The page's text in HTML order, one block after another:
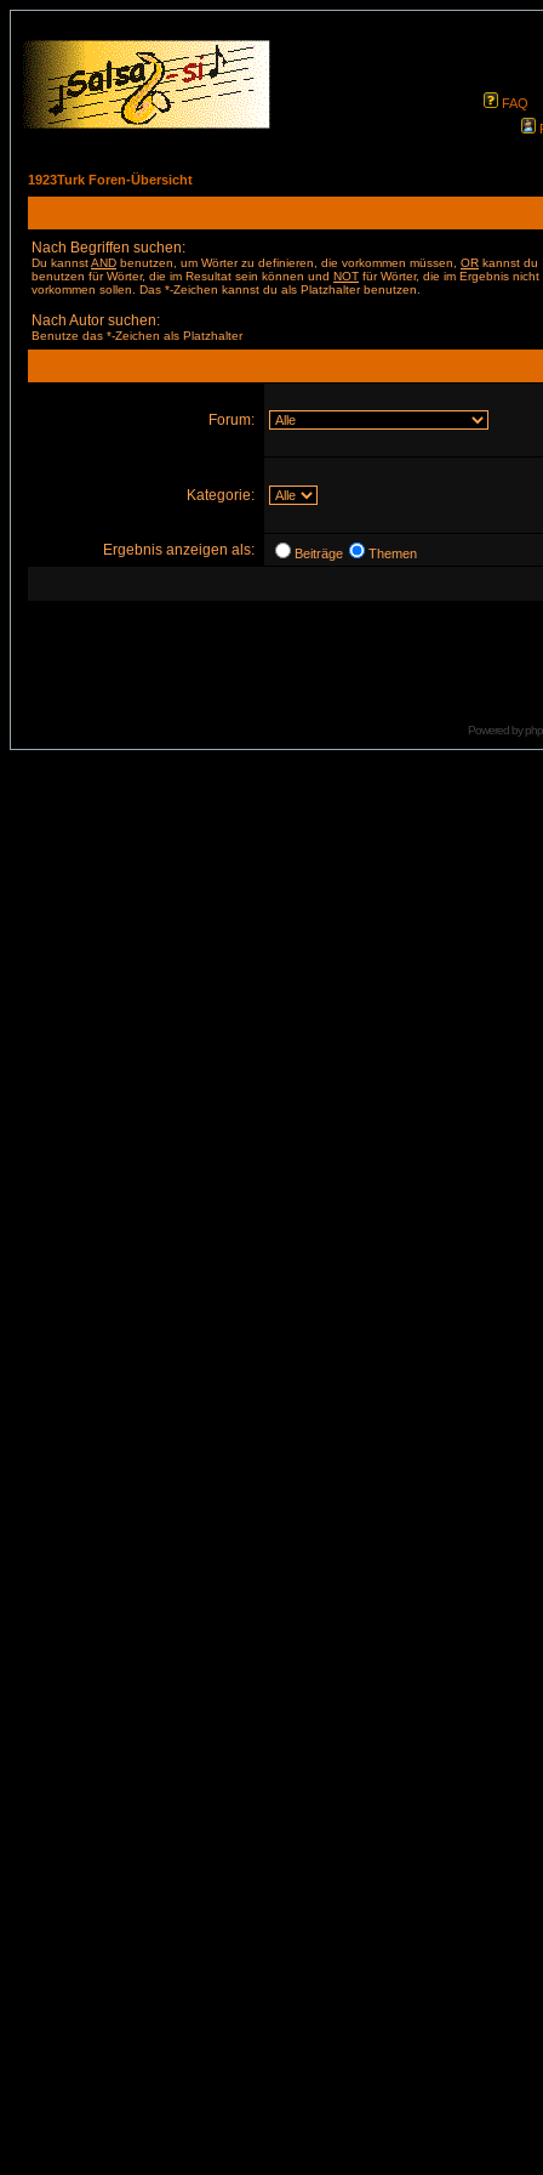
FAQ
1923Turk Foren-Übersicht
Nach Begriffen suchen:
Du kannstAND benutzen, um Wörter zu definieren, die vorkommen müssen, OR kannst du
benutzen für Wörter, die im Resultat sein können und NOT für Wörter, die im Ergebnis nicht
vorkommen sollen. Das *-Zeichen kannst du als Platzhalter benutzen.
Nach Autor suchen:
Benutze das *-Zeichen als Platzhalter
Forum:
Kategorie:
Ergebnis anzeigen als: Beiträge Themen
Powered by